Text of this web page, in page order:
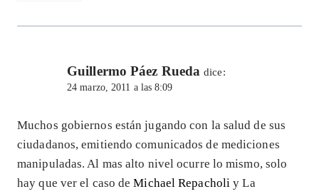
Guillermo Páez Rueda dice:
24 marzo, 2011 a las 8:09
Muchos gobiernos están jugando con la salud de sus
ciudadanos, emitiendo comunicados de mediciones
manipuladas. Al mas alto nivel ocurre lo mismo, solo
hay que ver el caso deMichael Repacholiy La